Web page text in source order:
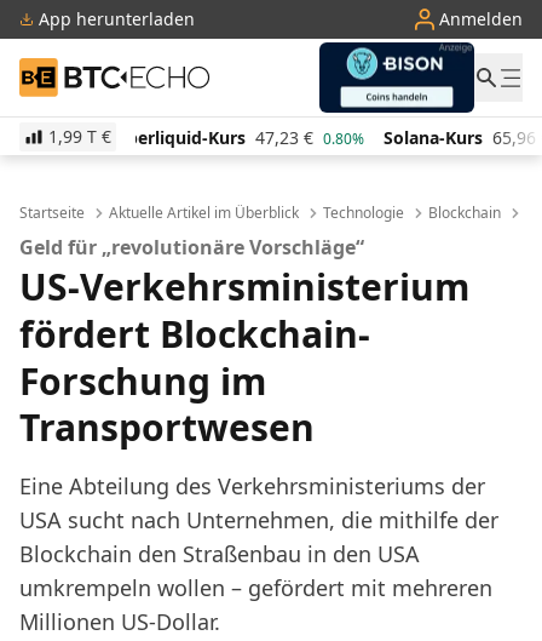
App herunterladen Anmelden
BTC-ECHO
1,99 T €
Kurs 47,23 0.80% Solana-Kurs 65,96 € 2.10% TRON-Kurs
Startseite Aktuelle Artikel im Überblick Technologie Blockchain
Geld für „revolutionäre Vorschläge“
US-Verkehrsministerium
fördert Blockchain-
Forschung im
Transportwesen
Eine Abteilung des Verkehrsministeriums der
USA sucht nach Unternehmen, die mithilfe der
Blockchain den Straßenbau in den USA
umkrempeln wollen – gefördert mit mehreren
Millionen US-Dollar.